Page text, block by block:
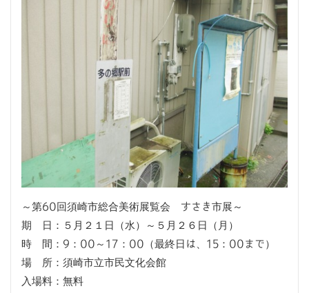
～第60回須崎市総合美術展覧会 すさき市展～
期 日：５月２１日（水）～５月２６日（月）
時 間：9：00～17：00（最終日は、15：00まで）
場 所：須崎市立市民文化会館
入場料：無料